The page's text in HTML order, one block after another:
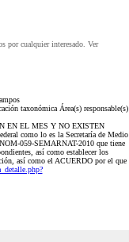
por cualquier interesado. Ver
taxonómica Área(s) responsable(s)
EN EL MES Y NO EXISTEN
como lo es la Secretaría de Medio
059-SEMARNAT-2010 que tiene
así como establecer los
así como el ACUERDO por el que